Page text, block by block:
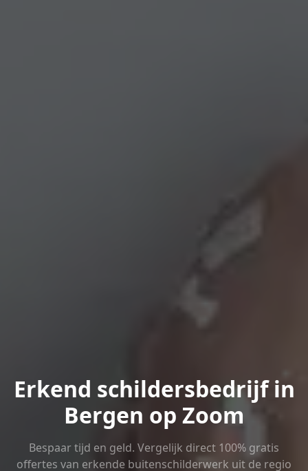
Erkend schildersbedrijf in
Bergen op Zoom
Bespaar tijd en geld. Vergelijk direct 100% gratis
offertes van erkende buitenschilderwerk uit de regio